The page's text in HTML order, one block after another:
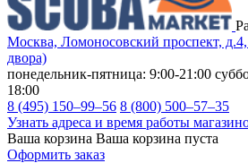
Москва, Ломоносовский проспект,
двора)
понедельник-пятница: 9:00-21:00
18:00
8 (495) 150–99–56 8 (800) 500–57–35
Узнать адреса и время работы
Ваша корзина Ваша корзина пуста
Оформить заказ